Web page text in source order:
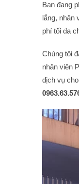
Bạn đang
lắng, nhân
phí tối đa
Chúng tôi
nhân viên
dịch vụ